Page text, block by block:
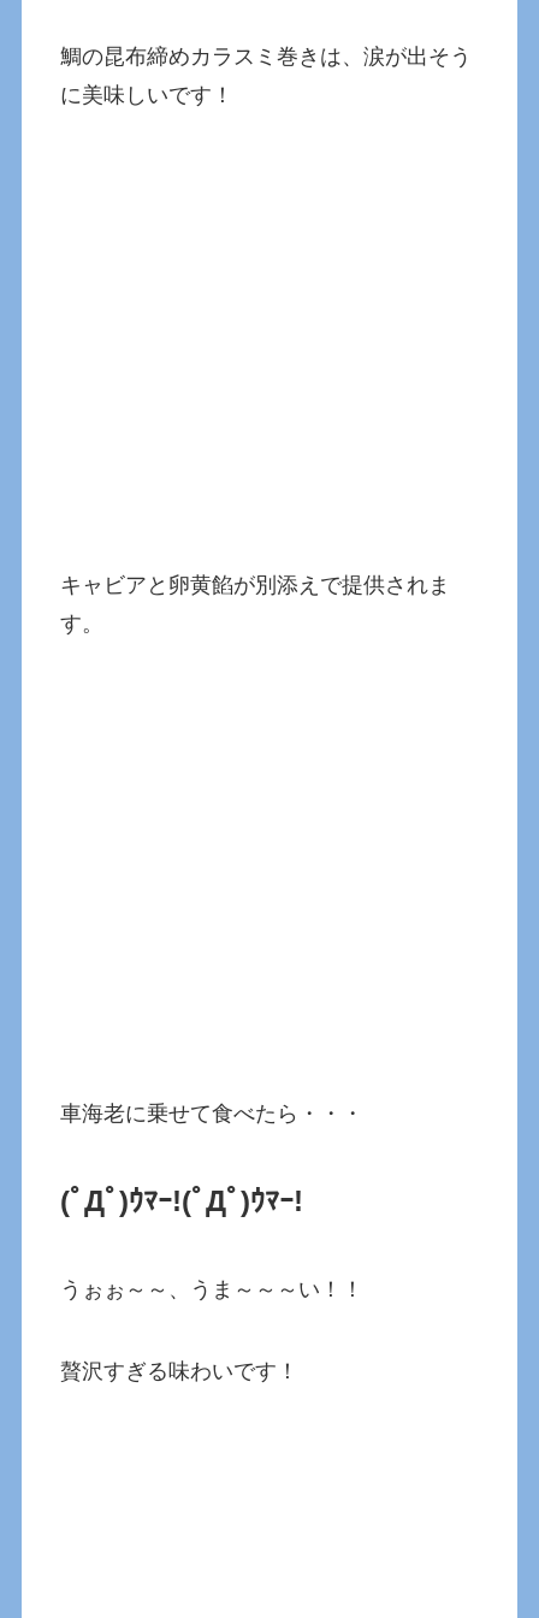
鯛の昆布締めカラスミ巻きは、涙が出そう
に美味しいです！
キャビアと卵黄餡が別添えで提供されま
す。
車海老に乗せて食べたら・・・
(ﾟДﾟ)ｳﾏｰ!(ﾟДﾟ)ｳﾏｰ!
うぉぉ～～、うま～～～い！！
贅沢すぎる味わいです！